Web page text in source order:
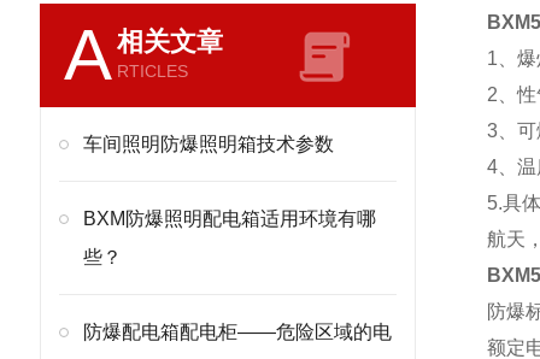
A相关文章
RTICLES
车间照明防爆照明箱技术参数
BXM防爆照明配电箱适用环境有哪
些？
防爆配电箱配电柜——危险区域的电
1、
2、
3、
4、
5.具
航天
防爆
额定